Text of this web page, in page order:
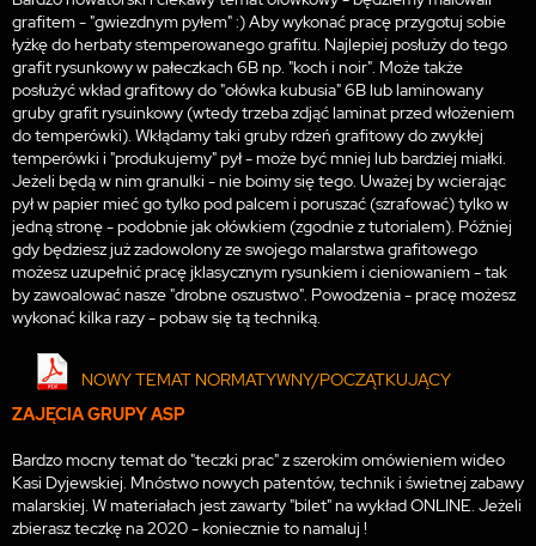
grafitem - "gwiezdnym pyłem" :) Aby wykonać pracę przygotuj sobie
łyżkę do herbaty stemperowanego grafitu. Najlepiej posłuży do tego
grafit rysunkowy w pałeczkach 6B np. "koch i noir". Może także
posłużyć wkład grafitowy do "ołówka kubusia" 6B lub laminowany
gruby grafit rysuinkowy (wtedy trzeba zdjąć laminat przed włożeniem
do temperówki). Wkłądamy taki gruby rdzeń grafitowy do zwykłej
temperówki i "produkujemy" pył - może być mniej lub bardziej miałki.
Jeżeli będą w nim granulki - nie boimy się tego. Uważej by wcierając
pył w papier mieć go tylko pod palcem i poruszać (szrafować) tylko w
jedną stronę - podobnie jak ołówkiem (zgodnie z tutorialem). Później
gdy będziesz już zadowolony ze swojego malarstwa grafitowego
możesz uzupełnić pracę jklasycznym rysunkiem i cieniowaniem - tak
by zawoalować nasze "drobne oszustwo". Powodzenia - pracę możesz
wykonać kilka razy - pobaw się tą techniką.
NOWY TEMAT NORMATYWNY/POCZĄTKUJĄCY
ZAJĘCIA GRUPY ASP
Bardzo mocny temat do "teczki prac" z szerokim omówieniem wideo
Kasi Dyjewskiej. Mnóstwo nowych patentów, technik i świetnej zabawy
malarskiej. W materiałach jest zawarty "bilet" na wykład ONLINE. Jeżeli
zbierasz teczkę na 2020 - koniecznie to namaluj !